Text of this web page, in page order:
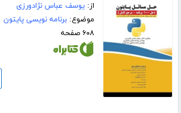
از:یوسف عباس نژادورزی
موضوع:برنامه نویسی پایتون
۶۰۸ صفحه